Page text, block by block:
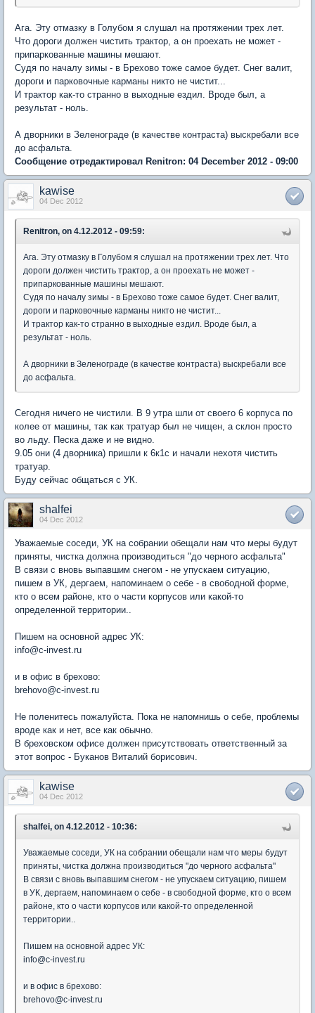
Ага. Эту отмазку в Голубом я слушал на протяжении трех лет.
Что дороги должен чистить трактор, а он проехать не может -
припаркованные машины мешают.
Судя по началу зимы - в Брехово тоже самое будет. Снег валит,
дороги и парковочные карманы никто не чистит...
И трактор как-то странно в выходные ездил. Вроде был, а
результат - ноль.
А дворники в Зеленограде (в качестве контраста) выскребали все
до асфальта.
Сообщение отредактировал Renitron: 04 December 2012 - 09:00
kawise
04 Dec 2012
Renitron, on 4.12.2012 - 09:59:
Ага. Эту отмазку в Голубом я слушал на протяжении трех лет. Что
дороги должен чистить трактор, а он проехать не может -
припаркованные машины мешают.
Судя по началу зимы - в Брехово тоже самое будет. Снег валит,
дороги и парковочные карманы никто не чистит...
И трактор как-то странно в выходные ездил. Вроде был, а
результат - ноль.
А дворники в Зеленограде (в качестве контраста) выскребали все
до асфальта.
Сегодня ничего не чистили. В 9 утра шли от своего 6 корпуса по
колее от машины, так как тратуар был не чищен, а склон просто
во льду. Песка даже и не видно.
9.05 они (4 дворника) пришли к 6к1с и начали нехотя чистить
тратуар.
Буду сейчас общаться с УК.
shalfei
04 Dec 2012
Уважаемые соседи, УК на собрании обещали нам что меры будут
приняты, чистка должна производиться "до черного асфальта"
В связи с вновь выпавшим снегом - не упускаем ситуацию,
пишем в УК, дергаем, напоминаем о себе - в свободной форме,
кто о всем районе, кто о части корпусов или какой-то
определенной территории..
Пишем на основной адрес УК:
info@c-invest.ru
и в офис в брехово:
brehovo@c-invest.ru
Не поленитесь пожалуйста. Пока не напомнишь о себе, проблемы
вроде как и нет, все как обычно.
В бреховском офисе должен присутствовать ответственный за
этот вопрос - Буканов Виталий борисович.
kawise
04 Dec 2012
shalfei, on 4.12.2012 - 10:36:
Уважаемые соседи, УК на собрании обещали нам что меры будут
приняты, чистка должна производиться "до черного асфальта"
В связи с вновь выпавшим снегом - не упускаем ситуацию, пишем
в УК, дергаем, напоминаем о себе - в свободной форме, кто о всем
районе, кто о части корпусов или какой-то определенной
территории..
Пишем на основной адрес УК:
info@c-invest.ru
и в офис в брехово:
brehovo@c-invest.ru